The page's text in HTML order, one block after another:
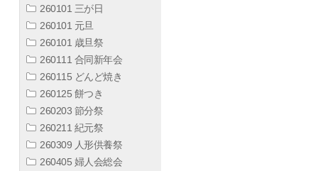
260101 三が日
260101 元旦
260101 歳旦祭
260111 合同新年会
260115 どんど焼き
260125 餅つき
260203 節分祭
260211 紀元祭
260309 人形供養祭
260405 婦人会総会